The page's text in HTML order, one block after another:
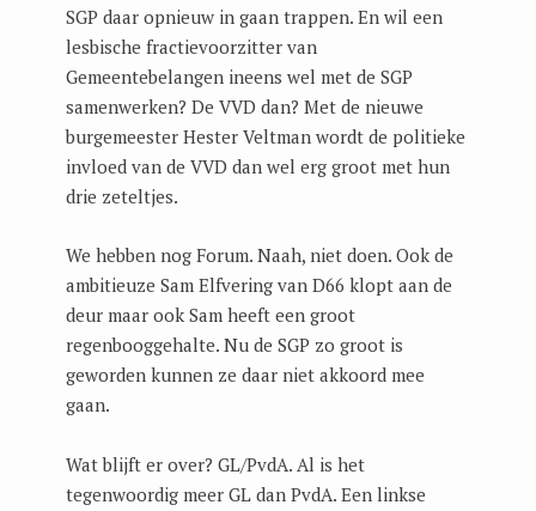
SGP daar opnieuw in gaan trappen. En wil een
lesbische fractievoorzitter van
Gemeentebelangen ineens wel met de SGP
samenwerken? De VVD dan? Met de nieuwe
burgemeester Hester Veltman wordt de politieke
invloed van de VVD dan wel erg groot met hun
drie zeteltjes.
We hebben nog Forum. Naah, niet doen. Ook de
ambitieuze Sam Elfvering van D66 klopt aan de
deur maar ook Sam heeft een groot
regenbooggehalte. Nu de SGP zo groot is
geworden kunnen ze daar niet akkoord mee
gaan.
Wat blijft er over? GL/PvdA. Al is het
tegenwoordig meer GL dan PvdA. Een linkse